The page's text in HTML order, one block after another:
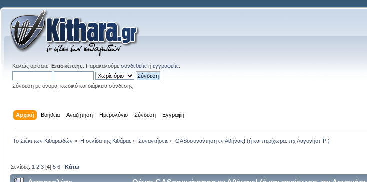
Καλώς ορίσατε, Επισκέπτης . Παρακαλούμε συνδεθείτε ή εγγραφείτε
Σύνδεση με όνομα, κωδικό και διάρκεια σύνδεσης
Αρχική Βοήθεια Αναζήτηση Ημερολόγιο Σύνδεση Εγγραφή
Το Στέκι των Κιθαρωδών » Η σελίδα της Κιθάρας» Συναντήσεις» GASοσυνάντηση εν Αθήναις! (ή και περίχωρα..πχ Λαγονήσι :P )
Σελίδες: 1 2 3 [4]5 6 Κάτω